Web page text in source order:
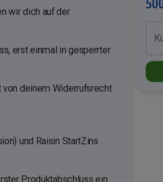
wir dich auf der
erst einmal in gesperrter
von deinem Widerrufsrecht
und Raisin StartZins
Produktabschluss ein